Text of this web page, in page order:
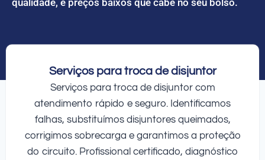
Serviços para troca de disjuntor
Serviços para troca de disjuntor com
atendimento rápido e seguro. Identificamos
falhas, substituímos disjuntores queimados,
corrigimos sobrecarga e garantimos a proteção
do circuito. Profissional certificado, diagnóstico